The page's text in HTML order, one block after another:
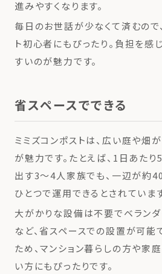
進みやすくなります。
毎日のお世話が少なくて済むので
ト初心者にもぴったり。負担を感
すいのが魅力です。
省スペースでできる
ミミズコンポストは、広い庭や畑
が魅力です。たとえば、1日あた
出す3～4人家族でも、一辺が約
ひとつで運用できるとされています
大がかりな設備は不要でベラン
など、省スペースでの設置が可能
ため、マンション暮らしの方や家
い方にもぴったりです。